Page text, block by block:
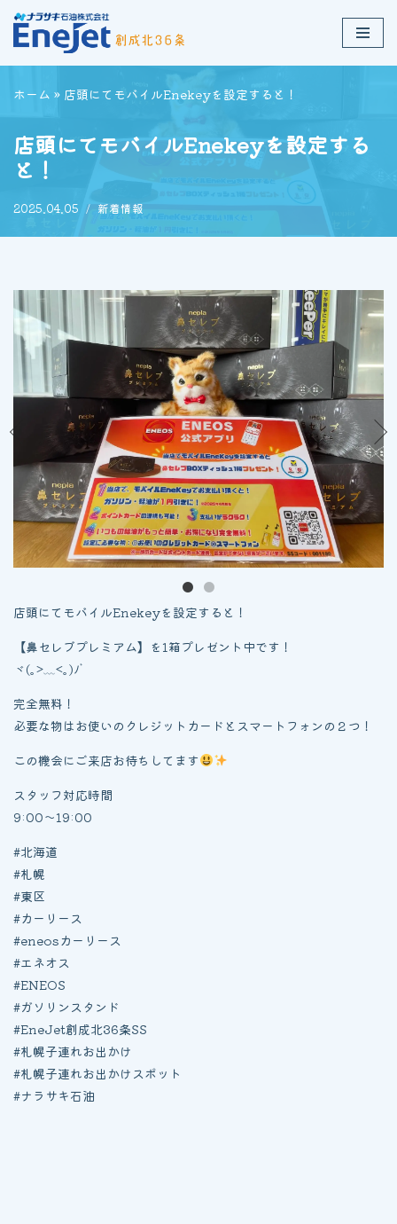
コ
ン
テ
ツ
へ
ス
キ
ホーム » 店頭にてモバイルEnekeyを設定すると！
店頭にてモバイルEnekeyを設定する
と！
2025.04.05 新着情報
店頭にてモバイルEnekeyを設定すると！
【鼻セレブプレミアム】を1箱プレゼント中です！
ヾ(｡>﹏<｡)ﾉﾞ
完全無料！
必要な物はお使いのクレジットカードとスマートフォンの２つ！
この機会にご来店お待ちしてます
スタッフ対応時間
9:00〜19:00
#北海道
#札幌
#東区
#カーリース
#eneosカーリース
#エネオス
#ENEOS
#ガソリンスタンド
#EneJet創成北36条SS
#札幌子連れお出かけ
#札幌子連れお出かけスポット
#ナラサキ石油